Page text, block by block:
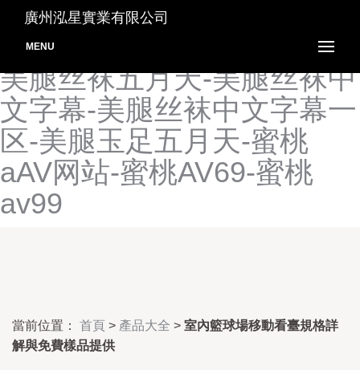
美日无码电影AV-美少妇激
情论坛-美腿av影院在线观-
美腿丝袜五月天-美腿丝袜中
文字幕-美腿丝袜中文字幕一
区-美腿玉足五月天-蜜桃
aAV网站-蜜桃AV69-蜜桃
av99
廣州泓星實業有限公司
MENU
當前位置： 首頁 > 產品大全 > 室內籃球場移動看臺規格詳
解與免費樣品提供